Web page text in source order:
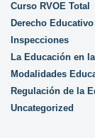
Curso RVOE Total
Derecho Educativo
Inspecciones
La Educación en
Modalidades
Regulación de la
Uncategorized